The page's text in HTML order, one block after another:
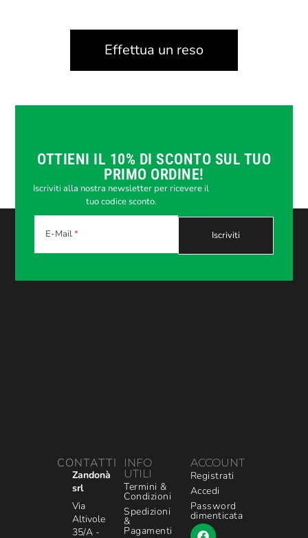
Effettua un reso
OTTIENI IL 10% DI SCONTO SUL TUO
PRIMO ORDINE!
Iscriviti alla nostra newsletter per ricevere il
tuo codice sconto.
E-Mail
CONTATTI
Zandonà
srl
Via
Altivole
35/A -
INFO
UTILI
Termini &
Condizioni
Spedizioni
&
Pagamenti
ACCOUNT
Registrati
Accedi
Password
dimenticata